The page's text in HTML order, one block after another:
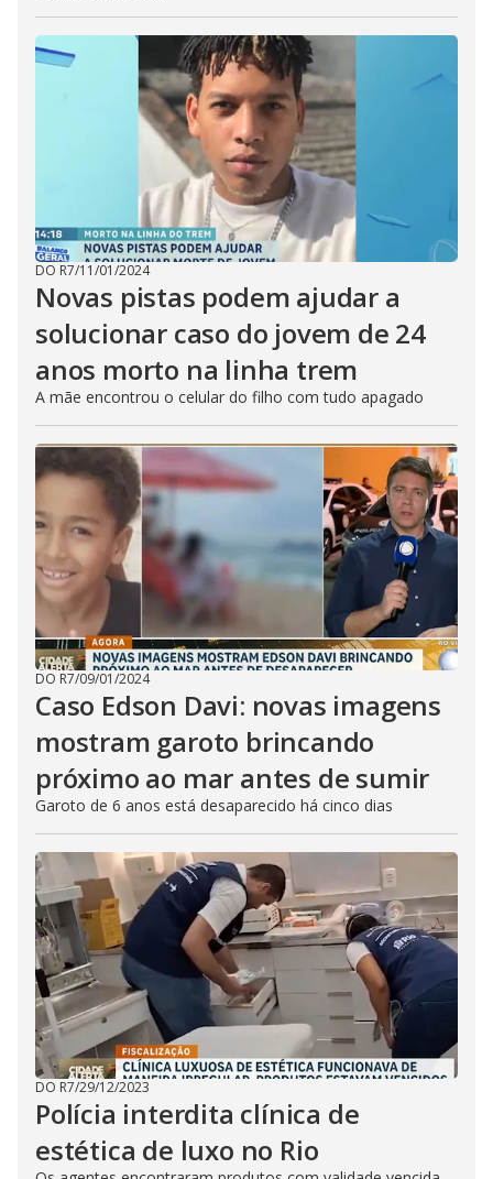
DO R7/11/01/2024
Novas pistas podem ajudar a
solucionar caso do jovem de 24
anos morto na linha trem
A mãe encontrou o celular do filho com tudo apagado
DO R7/09/01/2024
Caso Edson Davi: novas imagens
mostram garoto brincando
próximo ao mar antes de sumir
Garoto de 6 anos está desaparecido há cinco dias
DO R7/29/12/2023
Polícia interdita clínica de
estética de luxo no Rio